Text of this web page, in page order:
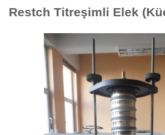
Restch Titreşimli Elek